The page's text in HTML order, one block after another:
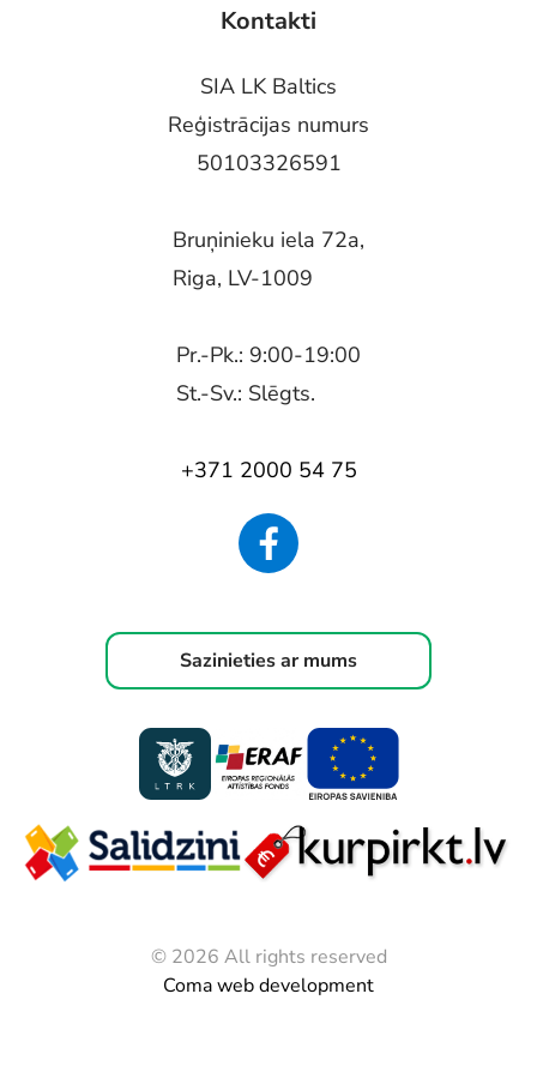
Kontakti
SIA LK Baltics
Reģistrācijas numurs
50103326591
Bruņinieku iela 72a,
Riga, LV-1009
Pr.-Pk.: 9:00-19:00
St.-Sv.: Slēgts.
+371 2000 54 75
Sazinieties ar mums
© 2026 All rights reserved
Coma web development